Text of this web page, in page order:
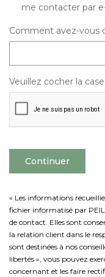
me contacter par
Comment avez-vous
Veuillez cocher la case
Continuer
« Les informations
fichier informatisé par
de contact. Elles sont
la relation client dans le
sont destinées à nos
libertés », vous pouvez
concernant et les faire